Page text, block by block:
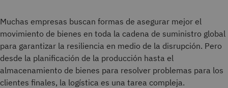
Muchas empresas buscan formas de asegurar mejor el
movimiento de bienes en toda la cadena de suministro global
para garantizar la resiliencia en medio de la disrupción. Pero
desde la planificación de la producción hasta el
almacenamiento de bienes para resolver problemas para los
clientes finales, la logística es una tarea compleja.